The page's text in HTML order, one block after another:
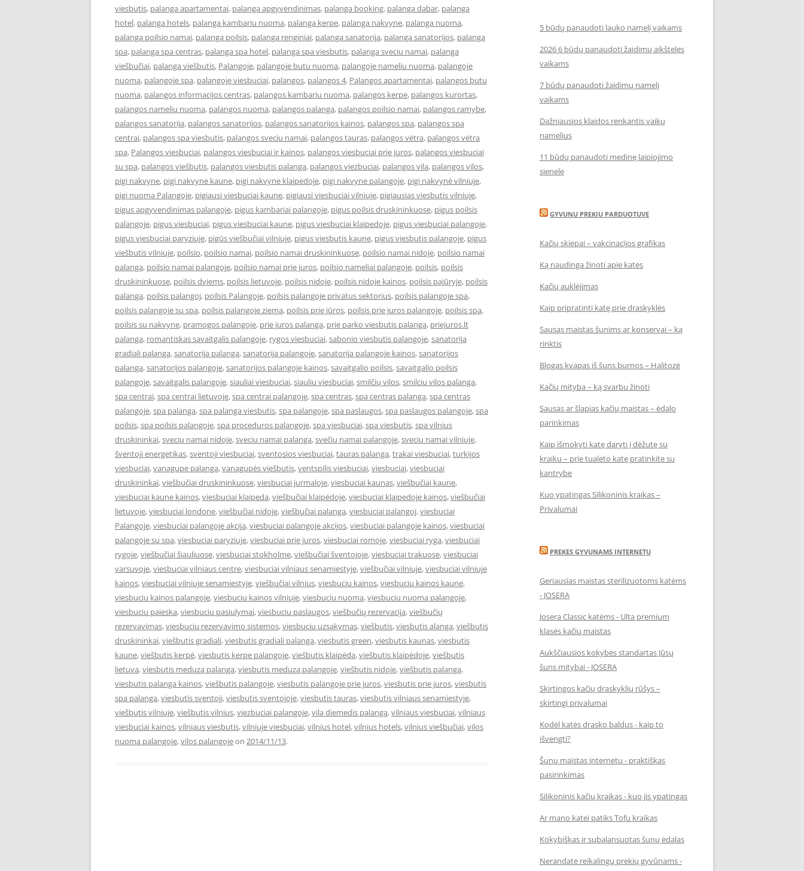
viesbutis, palanga apartamentai, palanga apgyvendinimas, palanga booking, palanga dabar, palanga
hotel, palanga hotels, palanga kambariu nuoma, palanga kerpe, palanga nakvyne, palanga nuoma,
palanga poilsio namai, palanga poilsis, palanga renginiai, palanga sanatorija, palanga sanatorijos, palanga
spa, palanga spa centras, palanga spa hotel, palanga spa viesbutis, palanga sveciu namai, palanga
viešbučiai, palanga viešbutis, Palangoje, palangoje butu nuoma, palangoje nameliu nuoma, palangoje
nuoma, palangoje spa, palangoje viesbuciai, palangos, palangos 4, Palangos apartamentai, palangos butu
nuoma, palangos informacijos centras, palangos kambariu nuoma, palangos kerpe, palangos kurortas,
palangos nameliu nuoma, palangos nuoma, palangos palanga, palangos poilsio namai, palangos ramybe,
palangos sanatorija, palangos sanatorijos, palangos sanatorijos kainos, palangos spa, palangos spa
centrai, palangos spa viesbutis, palangos sveciu namai, palangos tauras, palangos vėtra, palangos vėtra
spa, Palangos viesbuciai, palangos viesbuciai ir kainos, palangos viesbuciai prie juros, palangos viesbuciai
su spa, palangos viešbutis, palangos viesbutis palanga, palangos viezbuciai, palangos vila, palangos vilos,
pigi nakvyne, pigi nakvyne kaune, pigi nakvyne klaipedoje, pigi nakvyne palangoje, pigi nakvynė vilniuje,
pigi nuoma Palangoje, pigiausi viesbuciai kaune, pigiausi viesbuciai vilniuje, pigiausias viesbutis vilniuje,
pigus apgyvendinimas palangoje, pigus kambariai palangoje, pigus poilsis druskininkuose, pigus poilsis
palangoje, pigus viesbuciai, pigus viesbuciai kaune, pigus viesbuciai klaipedoje, pigus viesbuciai palangoje,
pigus viesbuciai paryziuje, pigūs viešbučiai vilniuje, pigus viesbutis kaune, pigus viesbutis palangoje, pigus
viešbutis vilniuje, poilsio, poilsio namai, poilsio namai druskininkuose, poilsio namai nidoje, poilsio namai
palanga, poilsio namai palangoje, poilsio namai prie juros, poilsio nameliai palangoje, poilsis, poilsis
druskininkuose, poilsis dviems, poilsis lietuvoje, poilsis nidoje, poilsis nidoje kainos, poilsis pajūryje, poilsis
palanga, poilsis palangoj, poilsis Palangoje, poilsis palangoje privatus sektorius, poilsis palangoje spa,
poilsis palangoje su spa, poilsis palangoje ziema, poilsis prie jūros, poilsis prie juros palangoje, poilsis spa,
poilsis su nakvyne, pramogos palangoje, prie juros palanga, prie parko viesbutis palanga, priejuros.lt
palanga, romantiskas savaitgalis palangoje, rygos viesbuciai,sabonio viesbutis palangoje,sanatorija
gradiali palanga,sanatorija palanga,sanatorija palangoje,sanatorija palangoje kainos,sanatorijos
palanga,sanatorijos palangoje,sanatorijos palangoje kainos,savaitgalio poilsis,savaitgalio poilsis
palangoje,savaitgalis palangoje,siauliai viesbuciai,siauliu viesbuciai,smilčių vilos,smilciu vilos palanga,
spa centrai,spa centrai lietuvoje,spa centrai palangoje,spa centras,spa centras palanga,spa centras
palangoje,spa palanga,spa palanga viesbutis,spa palangoje,spa paslaugos,spa paslaugos palangoje,spa
poilsis,spa poilsis palangoje,spa proceduros palangoje,spa viesbuciai,spa viesbutis,spa vilnius
druskininkai,sveciu namai nidoje,sveciu namai palanga,svečių namai palangoje,sveciu namai vilniuje,
šventoji energetikas,sventoji viesbuciai,sventosios viesbuciai,tauras palanga,trakai viesbuciai,turkijos
viesbuciai,vanagupe palanga,vanagupės viešbutis,ventspilis viesbuciai,viesbuciai,viesbuciai
druskininkai,viešbučiai druskininkuose,viesbuciai jurmaloje,viesbuciai kaunas,viešbučiai kaune,
viesbuciai kaune kainos,viesbuciai klaipeda,viešbučiai klaipėdoje,viesbuciai klaipedoje kainos,viešbučiai
lietuvoje,viesbuciai londone,viešbučiai nidoje,viešbučiai palanga,viesbuciai palangoj,viesbuciai
Palangoje,viesbuciai palangoje akcija,viesbuciai palangoje akcijos,viesbuciai palangoje kainos,viesbuciai
palangoje su spa,viesbuciai paryziuje,viesbuciai prie juros,viesbuciai romoje,viesbuciai ryga,viesbuciai
rygoje,viešbučiai šiauliuose,viesbuciai stokholme,viešbučiai šventojoje,viesbuciai trakuose,viesbuciai
varsuvoje,viesbuciai vilniaus centre,viesbuciai vilniaus senamiestyje,viešbučiai vilniuje,viesbuciai vilniuje
kainos,viesbuciai vilniuje senamiestyje,viešbučiai vilnius,viesbuciu kainos,viesbuciu kainos kaune,
viesbuciu kainos palangoje,viesbuciu kainos vilniuje,viesbuciu nuoma,viesbuciu nuoma palangoje,
viesbuciu paieska,viesbuciu pasiulymai,viesbuciu paslaugos,viešbučių rezervacija,viešbučių
rezervavimas,viesbuciu rezervavimo sistemos,viesbuciu uzsakymas,viešbutis,viesbutis alanga,viešbutis
druskininkai,viešbutis gradiali,viesbutis gradiali palanga,viesbutis green,viesbutis kaunas,viesbutis
kaune,viešbutis kerpė,viesbutis kerpe palangoje,viešbutis klaipėda,viešbutis klaipėdoje,viešbutis
lietuva,viesbutis meduza palanga,viesbutis meduza palangoje,viešbutis nidoje,viešbutis palanga,
viesbutis palanga kainos,viešbutis palangoje,viesbutis palangoje prie juros,viesbutis prie juros,viesbutis
spa palanga,viesbutis sventoji,viesbutis sventojoje,viesbutis tauras,viesbutis vilniaus senamiestyje,
viešbutis vilniuje,viešbutis vilnius,viezbuciai palangoje,vila diemedis palanga,vilniaus viesbuciai,vilniaus
viesbuciai kainos,vilniaus viesbutis,vilniuje viesbuciai,vilnius hotel,vilnius hotels,vilnius viešbučiai,vilos
nuoma palangoje,vilos palangojeon 2014/11/13.
5 būdų panaudoti lauko namelį vaikams
2026 6 būdų panaudoti žaidimų aikšteles
vaikams
7 būdų panaudoti žaidimų namelį
vaikams
Dažniausios klaidos renkantis vaikų
namelius
11 būdų panaudoti medinę laipiojimo
sienelę
GYVUNU PREKIU PARDUOTUVE
Kačių skiepai – vakcinacijos grafikas
Ką naudinga žinoti apie kates
Kačių auklėjimas
Kaip pripratinti katę prie draskyklės
Sausas maistas šunims ar konservai – ką
rinktis
Blogas kvapas iš šuns burnos – Halitozė
Kačių mityba – ką svarbu žinoti
Sausas ar šlapias kačių maistas – ėdalo
parinkimas
Kaip išmokyti katę daryti į dėžutę su
kraiku – prie tualeto katę pratinkite su
kantrybe
Kuo ypatingas Silikoninis kraikas –
Privalumai
PREKES GYVUNAMS INTERNETU
Geriausias maistas sterilizuotoms katėms
- JOSERA
Josera Classic katėms - Ulta premium
klasės kačių maistas
Aukščiausios kokybės standartas Jūsų
šuns mitybai - JOSERA
Skirtingos kačių draskyklių rūšys –
skirtingi privalumai
Kodėl katės drasko baldus - kaip to
išvengti?
Šunų maistas internetu - praktiškas
pasirinkimas
Silikoninis kačių kraikas - kuo jis ypatingas
Ar mano katei patiks Tofu kraikas
Kokybiškas ir subalansuotas šunų ėdalas
Nerandate reikalingų prekių gyvūnams -